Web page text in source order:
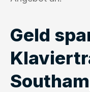
Geld